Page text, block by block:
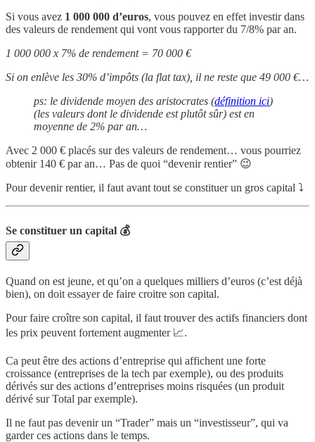
Si vous avez 1 000 000 d’euros, vous pouvez en effet investir dans
des valeurs de rendement qui vont vous rapporter du 7/8% par an.
1 000 000 x 7% de rendement = 70 000 €
Si on enlève les 30% d’impôts (la flat tax), il ne reste que 49 000 €…
ps: le dividende moyen des aristocrates (définition ici)
(les valeurs dont le dividende est plutôt sûr) est en
moyenne de 2% par an…
Avec 2 000 € placés sur des valeurs de rendement… vous pourriez
obtenir 140 € par an… Pas de quoi “devenir rentier” 😉
Pour devenir rentier, il faut avant tout se constituer un gros capital ⤵️
Se constituer un capital 💰
Quand on est jeune, et qu’on a quelques milliers d’euros (c’est déjà
bien), on doit essayer de faire croitre son capital.
Pour faire croître son capital, il faut trouver des actifs financiers dont
les prix peuvent fortement augmenter 📈.
Ca peut être des actions d’entreprise qui affichent une forte
croissance (entreprises de la tech par exemple), ou des produits
dérivés sur des actions d’entreprises moins risquées (un produit
dérivé sur Total par exemple).
Il ne faut pas devenir un “Trader” mais un “investisseur”, qui va
garder ces actions dans le temps.